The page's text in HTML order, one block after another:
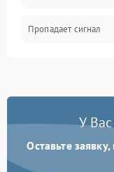
Пропадает сигнал
У
Оставьте